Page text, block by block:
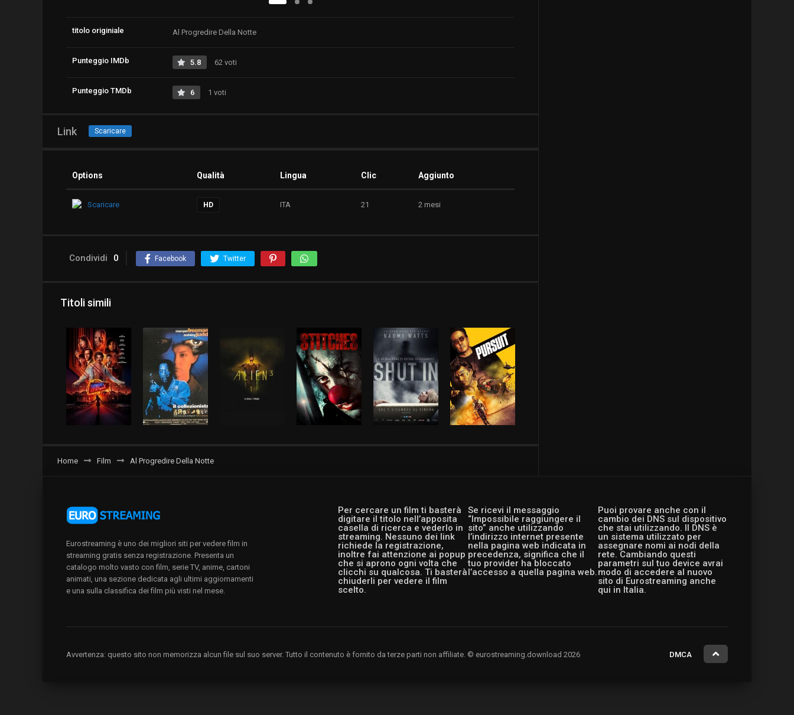
titolo originiale Al Progredire Della Notte
Punteggio IMDb 5.8 62 voti
Punteggio TMDb 6 1 voti
Link Scaricare
Options Qualità Lingua Clic Aggiunto
Scaricare HD ITA 21 2 mesi
Condividi 0 Facebook Twitter
Titoli simili
Home Film Al Progredire Della Notte
Per cercare un film ti basterà
digitare il titolo nell’apposita
casella di ricerca e vederlo in
streaming. Nessuno dei link
richiede la registrazione,
inoltre fai attenzione ai popup
che si aprono ogni volta che
clicchi su qualcosa. Ti basterà
chiuderli per vedere il film
scelto.
Se ricevi il messaggio
“Impossibile raggiungere il
sito” anche utilizzando
l’indirizzo internet presente
nella pagina web indicata in
precedenza, significa che il
tuo provider ha bloccato
l’accesso a quella pagina web.
Puoi provare anche con il
cambio dei DNS sul dispositivo
che stai utilizzando. Il DNS è
un sistema utilizzato per
assegnare nomi ai nodi della
rete. Cambiando questi
parametri sul tuo device avrai
modo di accedere al nuovo
sito di Eurostreaming anche
qui in Italia.
Eurostreaming è uno dei migliori siti per vedere film in
streaming gratis senza registrazione. Presenta un
catalogo molto vasto con film, serie TV, anime, cartoni
animati, una sezione dedicata agli ultimi aggiornamenti
e una sulla classifica dei film più visti nel mese.
Avvertenza: questo sito non memorizza alcun file sul suo server. Tutto il contenuto è fornito da terze parti non affiliate. © eurostreaming.download 2026 DMCA